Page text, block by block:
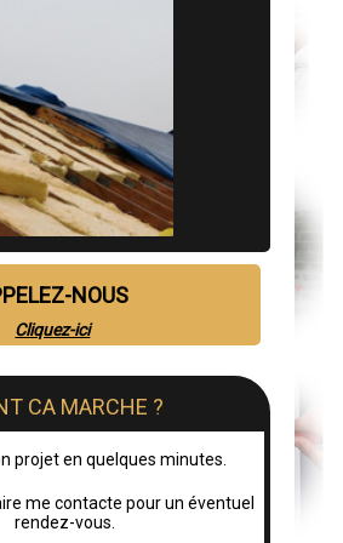
NOUS
Cliquez-ici
CA MARCHE ?
projet en quelques minutes.
me contacte pour un éventuel
rendez-vous.